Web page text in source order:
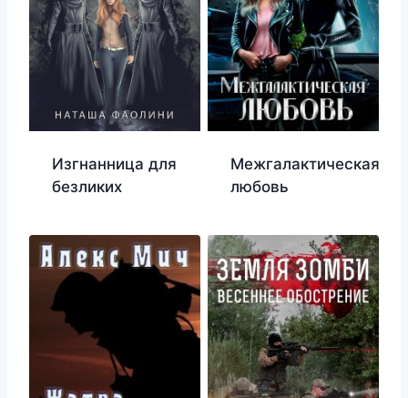
Изгнанница для
безликих
Межгалактическая
любовь